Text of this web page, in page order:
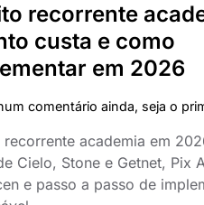
recorrente
custa e como
em 2026
comentário ainda, seja o
academia em
Cielo, Stone e Getnet, Pix
e passo a passo de